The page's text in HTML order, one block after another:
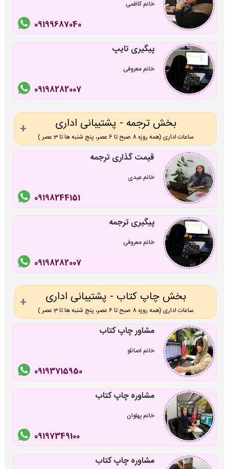
خانم کاظمی
09199687040
پیگیری تایپ
خانم معروفی
09198282007
بخش ترجمه - پشتیبانی اداری
ساعات اداری (همه روزه 8 صبح تا 6 عصر، پنج شنبه ها تا 3 عصر )
قیمت گذاری ترجمه
خانم عیدی
09198244151
پیگیری ترجمه
خانم معروفی
09198282007
بخش چاپ کتاب - پشتیبانی اداری
ساعات اداری (همه روزه 8 صبح تا 6 عصر، پنج شنبه ها تا 3 عصر )
مشاور چاپ کتاب
خانم اصانلو
09193715950
مشاوره چاپ کتاب
خانم پهلوان
09197349100
مشاوره چاپ کتاب